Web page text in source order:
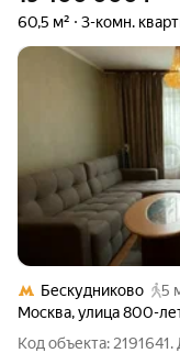
60,5 м² 3-комн.
Бескудниково
5
Москва,улица 800-
Код объекта: